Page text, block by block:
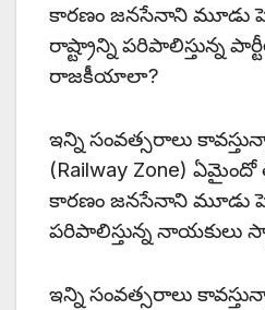
కారణం జనసేనాని మూడు
రాష్ట్రాన్ని పరిపాలిస్తున్న
రాజకీయాలా?
ఇన్ని సంవత్సరాలు
(Railway Zone)
కారణం జనసేనాని మూడు
పరిపాలిస్తున్న నాయకులు
ఇన్ని సంవత్సరాలు